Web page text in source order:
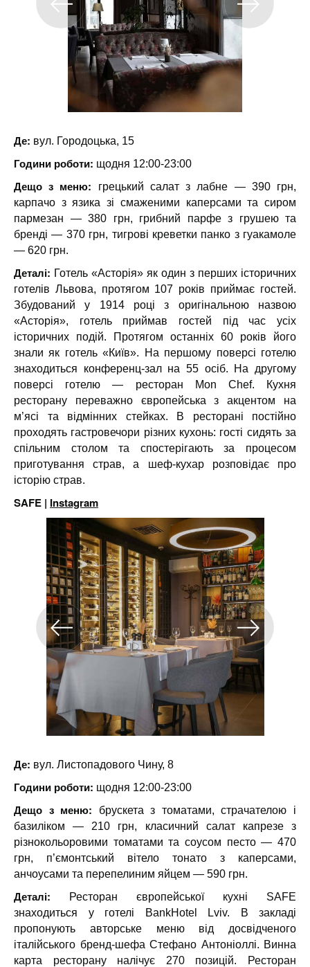
Де: вул. Городоцька, 15
Години роботи: щодня 12:00-23:00
Дещо з меню:
грецький салат з лабне — 390 грн,
карпачо з язика зі смаженими каперсами та сиром
пармезан — 380 грн, грибний парфе з грушею та
бренді — 370 грн, тигрові креветки панко з гуакамоле
— 620 грн.
Деталі: Готель «Асторія» як один з перших історичних
готелів Львова, протягом 107 років приймає гостей.
Збудований у 1914 році з оригінальною назвою
«Асторія», готель приймав гостей під час усіх
історичних подій. Протягом останніх 60 років його
знали як готель «Київ». На першому поверсі готелю
знаходиться конференц-зал на 55 осіб. На другому
поверсі готелю — ресторан Mon Chef. Кухня
ресторану переважно європейська з акцентом на
м’ясі та відмінних стейках. В ресторані постійно
проходять гастровечори різних кухонь: гості сидять за
спільним столом та спостерігають за процесом
приготування страв, а шеф-кухар розповідає про
історію страв.
SAFE | Instagram
Де: вул. Листопадового Чину, 8
Години роботи: щодня 12:00-23:00
Дещо з меню:
брускета з томатами, страчателою і
базиліком — 210 грн, класичний салат капрезе з
різнокольоровими томатами та соусом песто — 470
грн, п’ємонтський вітело тонато з каперсами,
анчоусами та перепелиним яйцем — 590 грн.
Деталі:
Ресторан європейської кухні SAFE
знаходиться у готелі BankHotel Lviv. В закладі
пропонують авторське меню від досвідченого
італійського бренд-шефа Стефано Антоніоллі. Винна
карта ресторану налічує 270 позицій. Ресторан